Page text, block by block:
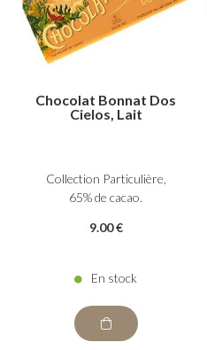
Chocolat Bonnat Dos
Cielos, Lait
Collection Particulière,
65% de cacao.
9.00 €
En stock